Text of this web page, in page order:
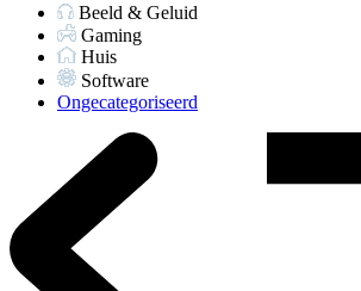
Beeld & Geluid
Gaming
Huis
Software
Ongecategoriseerd